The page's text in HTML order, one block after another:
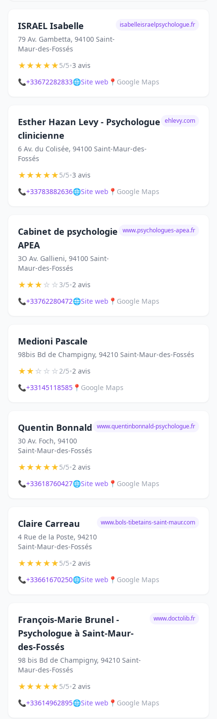
ISRAEL Isabelle
79 Av. Gambetta, 94100 Saint-
Maur-des-Fossés
isabelleisraelpsychologue.fr
★★★★★5/5•3 avis
📞+33672282833🌐Site web 📍 Google Maps
Esther Hazan Levy - Psychologue
clinicienne
6 Av. du Colisée, 94100 Saint-Maur-des-
Fossés
ehlevy.com
★★★★★5/5•3 avis
📞+33783882636🌐Site web 📍 Google Maps
Cabinet de psychologie
APEA
3O Av. Gallieni, 94100 Saint-
Maur-des-Fossés
www.psychologues-apea.fr
★★★☆☆3/5•2 avis
📞+33762280472🌐Site web 📍 Google Maps
Medioni Pascale
98bis Bd de Champigny, 94210 Saint-Maur-des-Fossés
★★☆☆☆2/5•2 avis
📞+33145118585 📍 Google Maps
Quentin Bonnald
30 Av. Foch, 94100
Saint-Maur-des-Fossés
www.quentinbonnald-psychologue.fr
★★★★★5/5•2 avis
📞+33618760427🌐Site web 📍 Google Maps
Claire Carreau
4 Rue de la Poste, 94210
Saint-Maur-des-Fossés
www.bols-tibetains-saint-maur.com
★★★★★5/5•2 avis
📞+33661670250🌐Site web 📍 Google Maps
François-Marie Brunel -
Psychologue à Saint-Maur-
des-Fossés
98 bis Bd de Champigny, 94210 Saint-
Maur-des-Fossés
www.doctolib.fr
★★★★★5/5•2 avis
📞+33614962895🌐Site web 📍 Google Maps